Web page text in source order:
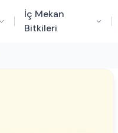
İç Mekan
Bitkileri